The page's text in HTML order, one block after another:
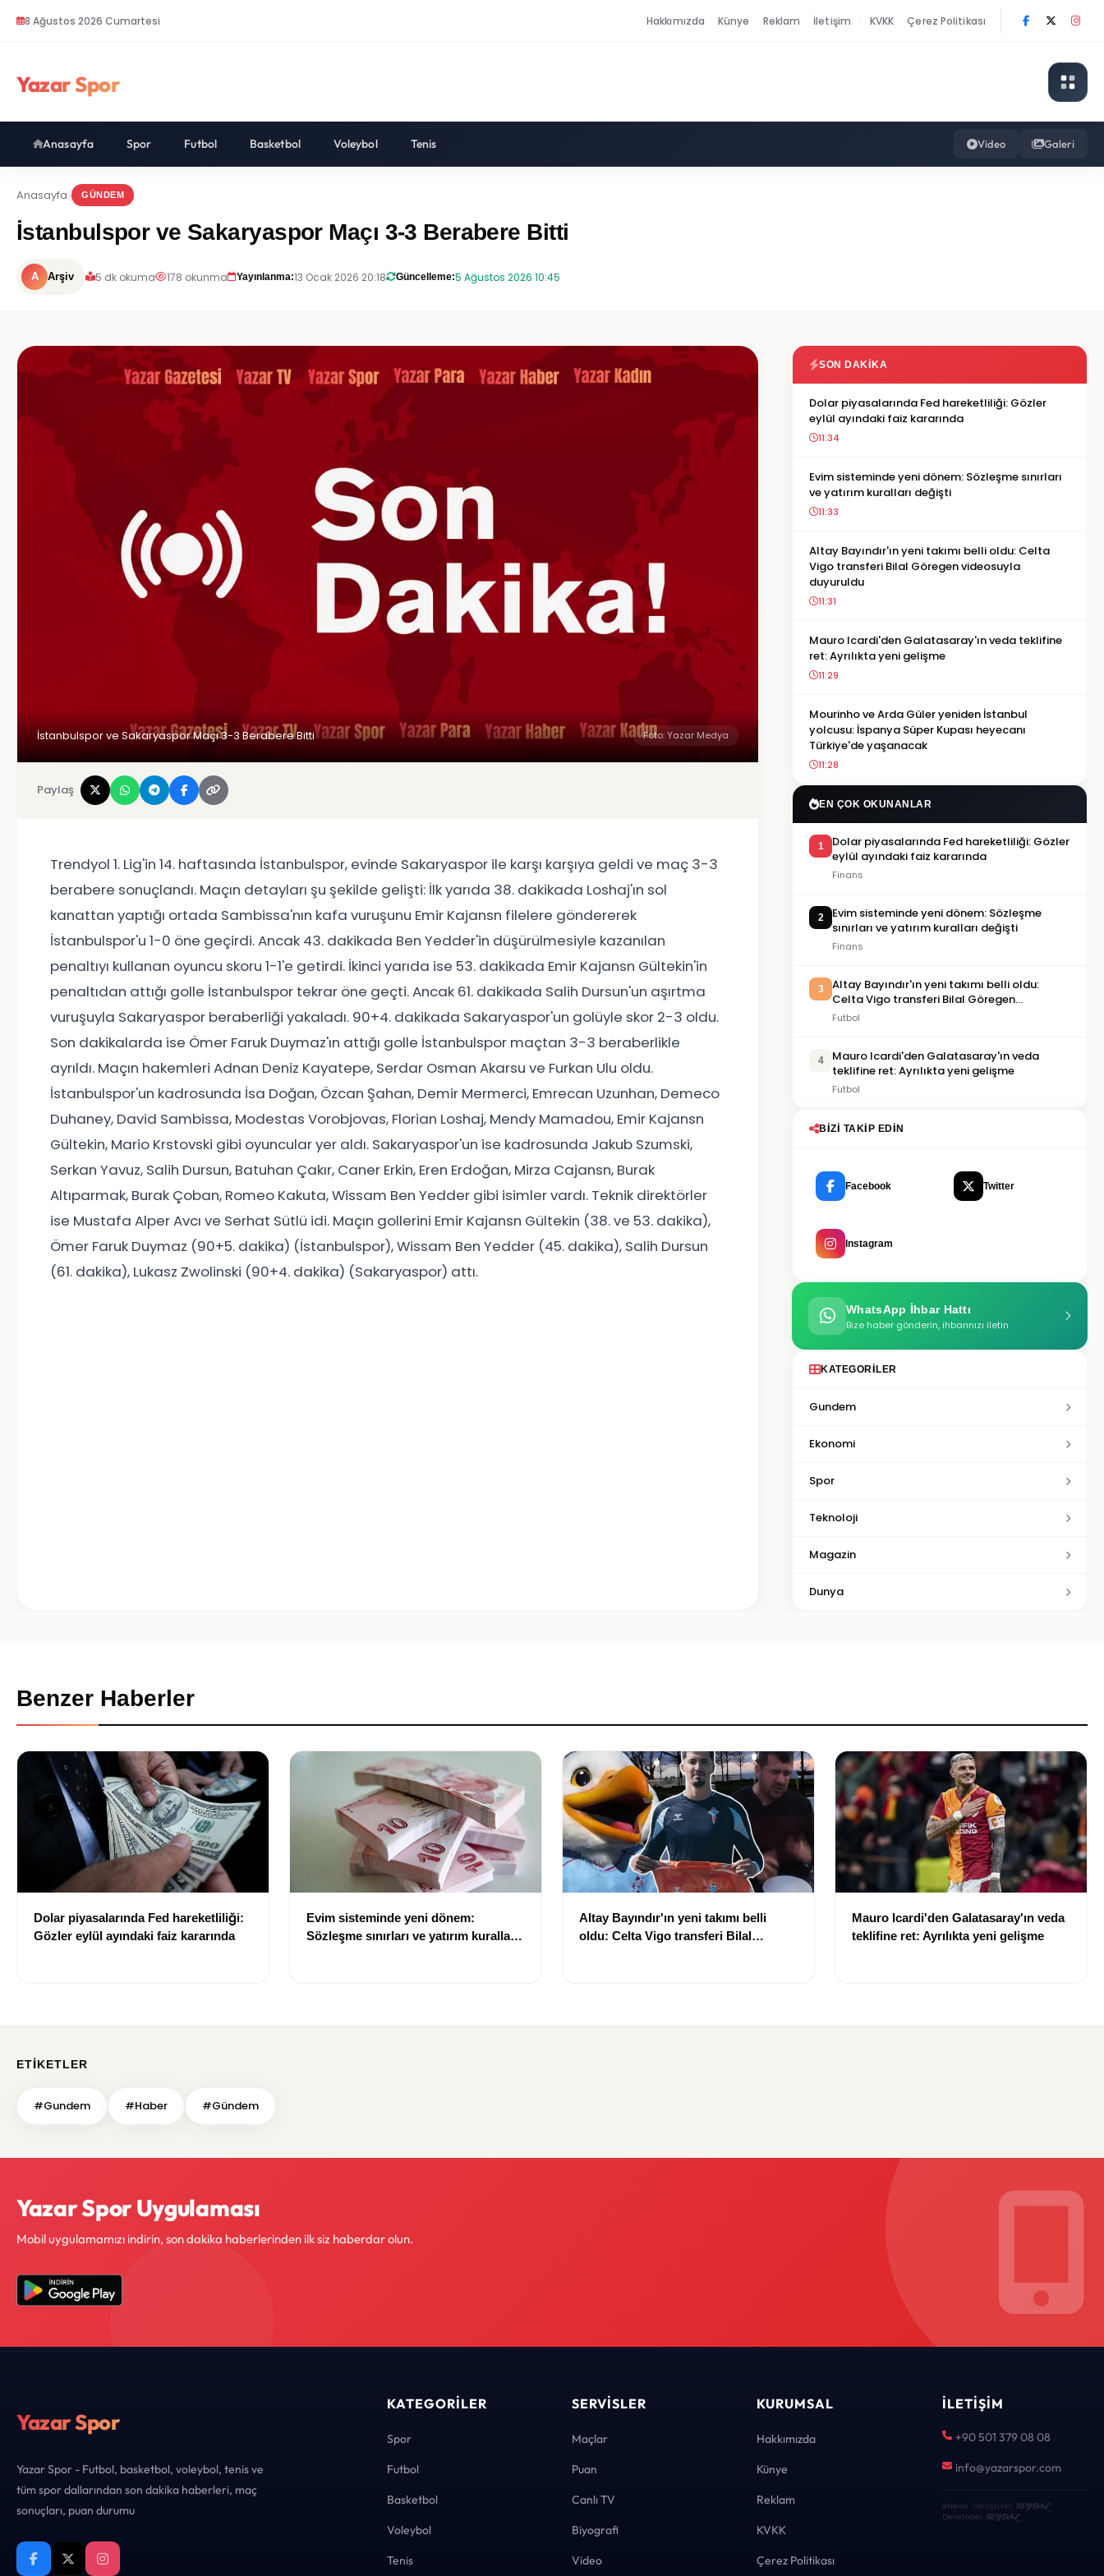
8 Ağustos 2026 Cumartesi Hakkımızda Künye Reklam İletişim KVKK Çerez Politikası
Yazar Spor
Anasayfa Spor Futbol Basketbol Voleybol Tenis Video Galeri
Anasayfa GÜNDEM
İstanbulspor ve Sakaryaspor Maçı 3-3 Berabere Bitti
A Arşiv 5 dk okuma 178 okunma Yayınlanma:13 Ocak 2026 20:18 Güncelleme:5 Ağustos 2026 10:45
İstanbulspor ve Sakaryaspor Maçı 3-3 Berabere Bitti Foto: Yazar Medya
Paylaş
Trendyol 1. Lig'in 14. haftasında İstanbulspor, evinde Sakaryaspor ile karşı karşıya geldi ve maç 3-3
berabere sonuçlandı. Maçın detayları şu şekilde gelişti: İlk yarıda 38. dakikada Loshaj'ın sol
kanattan yaptığı ortada Sambissa'nın kafa vuruşunu Emir Kajansn filelere göndererek
İstanbulspor'u 1-0 öne geçirdi. Ancak 43. dakikada Ben Yedder'in düşürülmesiyle kazanılan
penaltıyı kullanan oyuncu skoru 1-1'e getirdi. İkinci yarıda ise 53. dakikada Emir Kajansn Gültekin'in
penaltıdan attığı golle İstanbulspor tekrar öne geçti. Ancak 61. dakikada Salih Dursun'un aşırtma
vuruşuyla Sakaryaspor beraberliği yakaladı. 90+4. dakikada Sakaryaspor'un golüyle skor 2-3 oldu.
Son dakikalarda ise Ömer Faruk Duymaz'ın attığı golle İstanbulspor maçtan 3-3 beraberlikle
ayrıldı. Maçın hakemleri Adnan Deniz Kayatepe, Serdar Osman Akarsu ve Furkan Ulu oldu.
İstanbulspor'un kadrosunda İsa Doğan, Özcan Şahan, Demir Mermerci, Emrecan Uzunhan, Demeco
Duhaney, David Sambissa, Modestas Vorobjovas, Florian Loshaj, Mendy Mamadou, Emir Kajansn
Gültekin, Mario Krstovski gibi oyuncular yer aldı. Sakaryaspor'un ise kadrosunda Jakub Szumski,
Serkan Yavuz, Salih Dursun, Batuhan Çakır, Caner Erkin, Eren Erdoğan, Mirza Cajansn, Burak
Altıparmak, Burak Çoban, Romeo Kakuta, Wissam Ben Yedder gibi isimler vardı. Teknik direktörler
ise Mustafa Alper Avcı ve Serhat Sütlü idi. Maçın gollerini Emir Kajansn Gültekin (38. ve 53. dakika),
Ömer Faruk Duymaz (90+5. dakika) (İstanbulspor), Wissam Ben Yedder (45. dakika), Salih Dursun
(61. dakika), Lukasz Zwolinski (90+4. dakika) (Sakaryaspor) attı.
SON DAKIKA
Dolar piyasalarında Fed hareketliliği: Gözler
eylül ayındaki faiz kararında
11:34
Evim sisteminde yeni dönem: Sözleşme sınırları
ve yatırım kuralları değişti
11:33
Altay Bayındır'ın yeni takımı belli oldu: Celta
Vigo transferi Bilal Göregen videosuyla
duyuruldu
11:31
Mauro Icardi'den Galatasaray'ın veda teklifine
ret: Ayrılıkta yeni gelişme
11:29
Mourinho ve Arda Güler yeniden İstanbul
yolcusu: İspanya Süper Kupası heyecanı
Türkiye'de yaşanacak
11:28
EN ÇOK OKUNANLAR
1
Dolar piyasalarında Fed hareketliliği: Gözler
eylül ayındaki faiz kararında
Finans
2
Evim sisteminde yeni dönem: Sözleşme
sınırları ve yatırım kuralları değişti
Finans
3
Altay Bayındır'ın yeni takımı belli oldu:
Celta Vigo transferi Bilal Göregen
videosuyla duyuruldu
Futbol
4
Mauro Icardi'den Galatasaray'ın veda
teklifine ret: Ayrılıkta yeni gelişme
Futbol
BIZI TAKIP EDIN
Facebook Twitter
Instagram
WhatsApp İhbar Hattı
Bize haber gönderin, ihbarınızı iletin
KATEGORILER
Gundem
Ekonomi
Spor
Teknoloji
Magazin
Dunya
Benzer Haberler
Dolar piyasalarında Fed hareketliliği:
Gözler eylül ayındaki faiz kararında
Evim sisteminde yeni dönem:
Sözleşme sınırları ve yatırım kuralları
Altay Bayındır'ın yeni takımı belli
oldu: Celta Vigo transferi Bilal
Mauro Icardi'den Galatasaray'ın veda
teklifine ret: Ayrılıkta yeni gelişme
ETIKETLER
#Gundem #Haber #Gündem
Yazar Spor Uygulaması
Mobil uygulamamızı indirin, son dakika haberlerinden ilk siz haberdar olun.
Yazar Spor
Yazar Spor - Futbol, basketbol, voleybol, tenis ve
tüm spor dallarından son dakika haberleri, maç
sonuçları, puan durumu
KATEGORILER
Spor
Futbol
Basketbol
Voleybol
Tenis
SERVISLER
Maçlar
Puan
Canlı TV
Biyografi
Video
KURUMSAL
Hakkımızda
Künye
Reklam
KVKK
Çerez Politikası
İLETIŞIM
+90 501 379 08 08
info@yazarspor.com
eNews · Geliştirici KEYDAL·
Developer KEYDAL